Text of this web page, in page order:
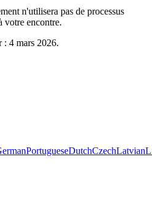
n'utilisera pas de processus
votre encontre.
: 4 mars 2026.
PortugueseDutchCzechLatvian